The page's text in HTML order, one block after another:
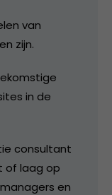
van
zijn.
in de
consultant
of laag op
en